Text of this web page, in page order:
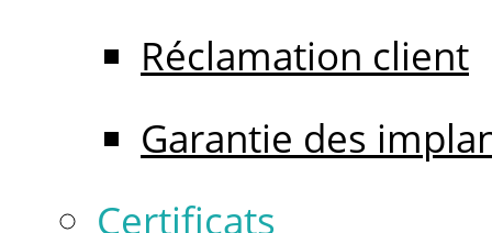
Réclamation client
Garantie des
Certificats